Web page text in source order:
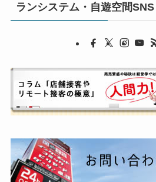
ランシステム・自遊空間SNS